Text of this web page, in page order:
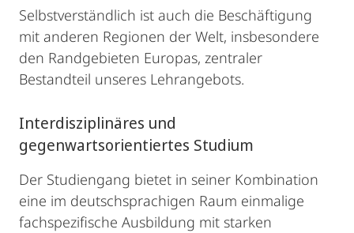
Selbstverständlich ist auch die Beschäftigung
mit anderen Regionen der Welt, insbesondere
den Randgebieten Europas, zentraler
Bestandteil unseres Lehrangebots.
Interdisziplinäres und
gegenwartsorientiertes Studium
Der Studiengang bietet in seiner Kombination
eine im deutschsprachigen Raum einmalige
fachspezifische Ausbildung mit starken